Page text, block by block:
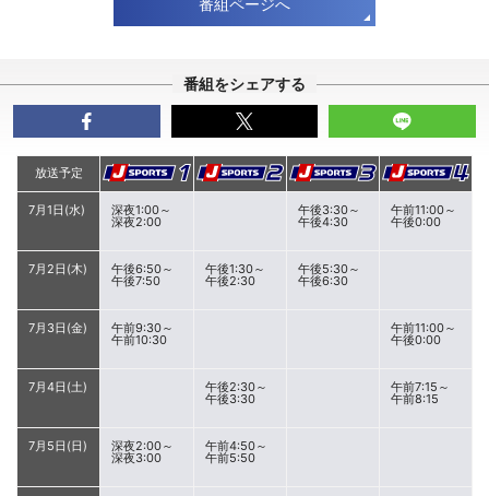
番組ページへ
番組をシェアする
放送予定
7月1日(水) 深夜1:00～
深夜2:00
午後3:30～
午後4:30
午前11:00～
午後0:00
7月2日(木) 午後6:50～
午後7:50
午後1:30～
午後2:30
午後5:30～
午後6:30
7月3日(金) 午前9:30～
午前10:30
午前11:00～
午後0:00
7月4日(土) 午後2:30～
午後3:30
午前7:15～
午前8:15
7月5日(日) 深夜2:00～
深夜3:00
午前4:50～
午前5:50